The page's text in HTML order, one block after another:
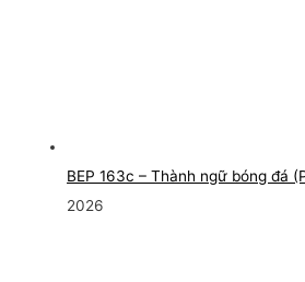
BEP 163c – Thành ngữ bóng đá
2026